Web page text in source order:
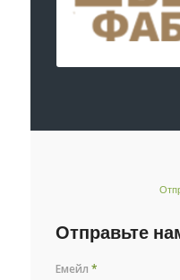
Отправьте
Емейл*